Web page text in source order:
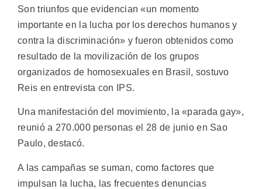
Son triunfos que evidencian «un momento
importante en la lucha por los derechos humanos y
contra la discriminación» y fueron obtenidos como
resultado de la movilización de los grupos
organizados de homosexuales en Brasil, sostuvo
Reis en entrevista con IPS.
Una manifestación del movimiento, la «parada gay»,
reunió a 270.000 personas el 28 de junio en Sao
Paulo, destacó.
A las campañas se suman, como factores que
impulsan la lucha, las frecuentes denuncias